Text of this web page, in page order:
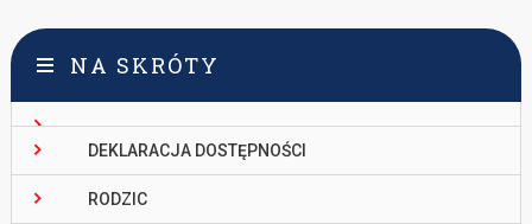
NA SKRÓTY
DEKLARACJA DOSTĘPNOŚCI
RODZIC